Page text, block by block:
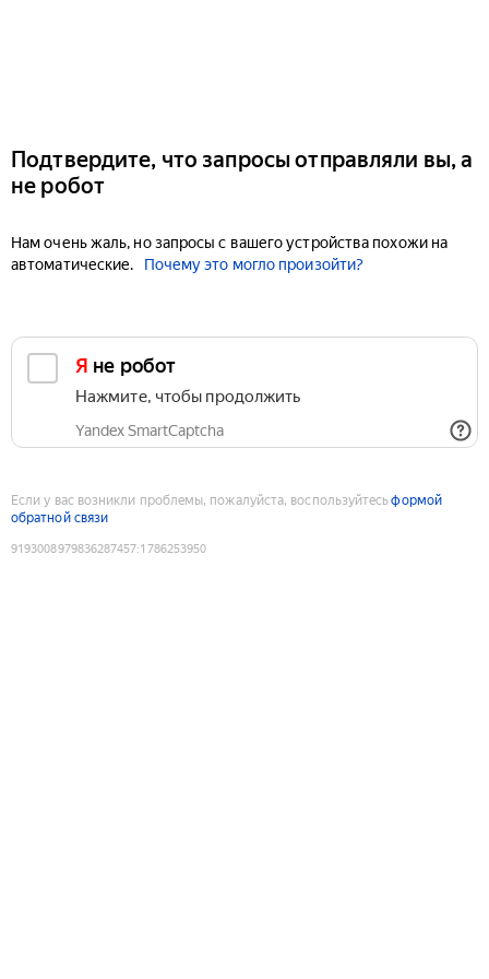
Подтвердите, что запросы отправляли вы, а
не робот
Нам очень жаль, но запросы с вашего устройства похожи на
автоматические.
Почему это могло произойти?
Я не робот
Нажмите, чтобы продолжить
Yandex SmartCaptcha
Если у вас возникли проблемы, пожалуйста, воспользуйтесьформой
обратной связи
9193008979836287457:1786253950